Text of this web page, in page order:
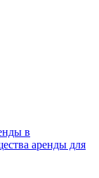
в
аренды для